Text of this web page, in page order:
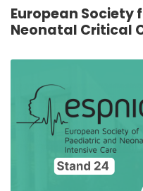
France
European Society
Neonatal Critical